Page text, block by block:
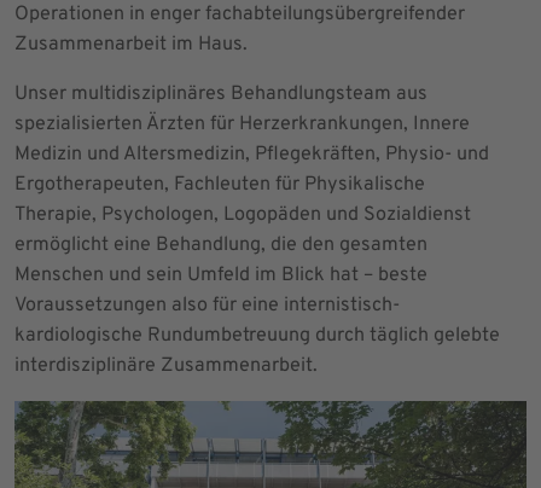
Operationen in enger fachabteilungsübergreifender
Zusammenarbeit im Haus.
Unser multidisziplinäres Behandlungsteam aus
spezialisierten Ärzten für Herzerkrankungen, Innere
Medizin und Altersmedizin, Pflegekräften, Physio- und
Ergotherapeuten, Fachleuten für Physikalische
Therapie, Psychologen, Logopäden und Sozialdienst
ermöglicht eine Behandlung, die den gesamten
Menschen und sein Umfeld im Blick hat – beste
Voraussetzungen also für eine internistisch-
kardiologische Rundumbetreuung durch täglich gelebte
interdisziplinäre Zusammenarbeit.